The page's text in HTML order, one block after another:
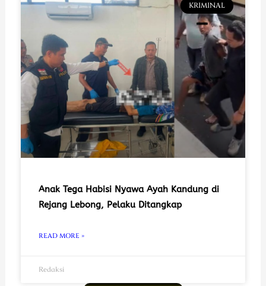
KRIMINAL
Anak Tega Habisi Nyawa Ayah Kandung di
Rejang Lebong, Pelaku Ditangkap
READ MORE »
Redaksi